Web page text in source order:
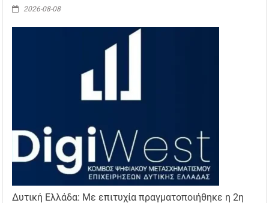
2026-08-08
Δυτική Ελλάδα: Με επιτυχία πραγματοποιήθηκε η 2η